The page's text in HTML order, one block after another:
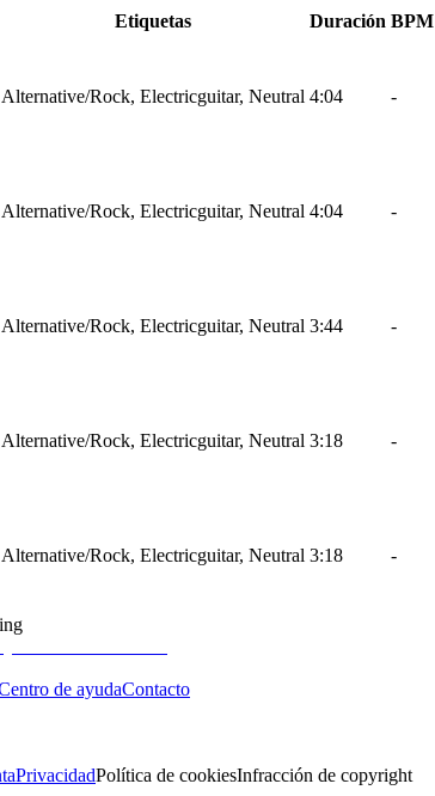
Etiquetas Duración BPM
Alternative/Rock, Electricguitar, Neutral 4:04 -
Alternative/Rock, Electricguitar, Neutral 4:04 -
Alternative/Rock, Electricguitar, Neutral 3:44 -
Alternative/Rock, Electricguitar, Neutral 3:18 -
Alternative/Rock, Electricguitar, Neutral 3:18 -
de ayudaContacto
PrivacidadPolítica de cookiesInfracción de copyright